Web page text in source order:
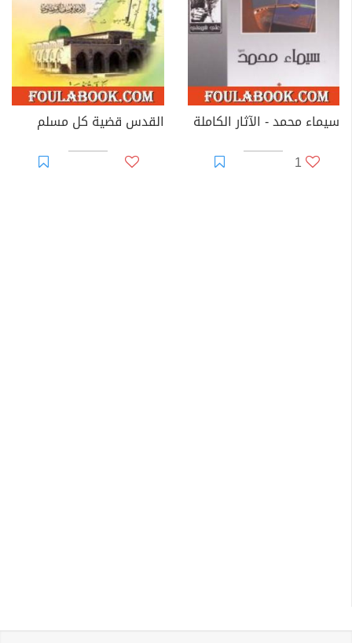
سيماء محمد - الآثار الكاملة
1
القدس قضية كل مسلم